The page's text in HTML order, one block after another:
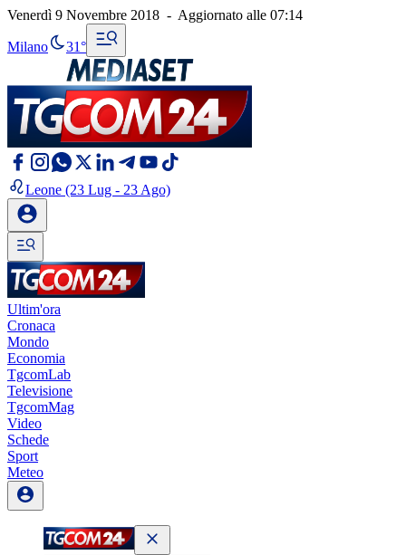
Venerdì 9 Novembre 2018 - Aggiornato alle 07:14
Milano 31°
Leone (23 Lug - 23 Ago)
Ultim'ora
Cronaca
Mondo
Economia
TgcomLab
Televisione
TgcomMag
Video
Schede
Sport
Meteo